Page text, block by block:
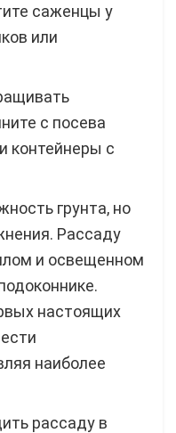
саженцы у
или
с посева
контейнеры с
грунта, но
Рассаду
и освещенном
настоящих
наиболее
рассаду в